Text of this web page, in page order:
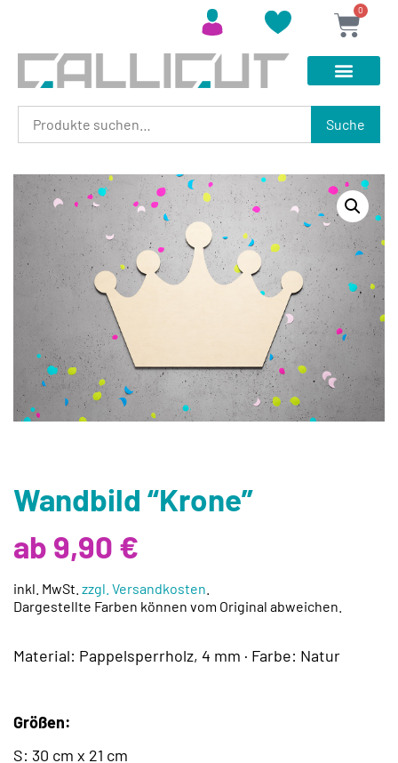
0
Suche
Wandbild “Krone”
ab 9,90 €
inkl. MwSt. zzgl. Versandkosten
Dargestellte Farben können vom Original abweichen.
Material: Pappelsperrholz, 4 mm · Farbe: Natur
Größen:
S: 30 cm x 21 cm